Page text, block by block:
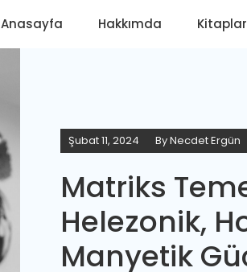
Anasayfa Hakkımda Kitaplar
Şubat 11, 2024 ByNecdet Ergün
Matriks
Helezonik,
Manyetik